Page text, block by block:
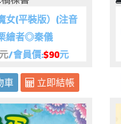
女(平裝版）(注音
繪者◎秦儀
/會員價:$90元
車
立即結帳